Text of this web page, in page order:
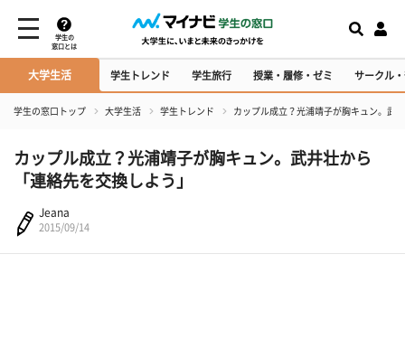
学生の
窓口とは
大学生活 学生トレンド 学生旅行 授業・履修・ゼミ サークル
学生の窓口トップ 大学生活 学生トレンド カップル成立？光浦靖子が胸キュン。武
カップル成立？光浦靖子が胸キュン。武井壮から
「連絡先を交換しよう」
Jeana
2015/09/14